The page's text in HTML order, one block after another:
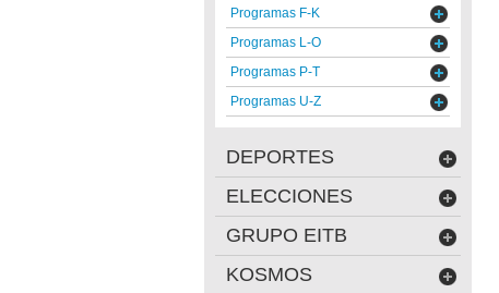
Programas F-K
Programas L-O
Programas P-T
Programas U-Z
DEPORTES
ELECCIONES
GRUPO EITB
KOSMOS